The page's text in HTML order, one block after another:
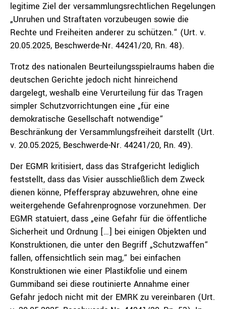
legitime Ziel der versammlungsrechtlichen Regelungen
„Unruhen und Straftaten vorzubeugen sowie die
Rechte und Freiheiten anderer zu schützen.“ (Urt. v.
20.05.2025, Beschwerde-Nr. 44241/20, Rn. 48).
Trotz des nationalen Beurteilungsspielraums haben die
deutschen Gerichte jedoch nicht hinreichend
dargelegt, weshalb eine Verurteilung für das Tragen
simpler Schutzvorrichtungen eine „für eine
demokratische Gesellschaft notwendige“
Beschränkung der Versammlungsfreiheit darstellt (Urt.
v. 20.05.2025, Beschwerde-Nr. 44241/20, Rn. 49).
Der EGMR kritisiert, dass das Strafgericht lediglich
feststellt, dass das Visier ausschließlich dem Zweck
dienen könne, Pfefferspray abzuwehren, ohne eine
weitergehende Gefahrenprognose vorzunehmen. Der
EGMR statuiert, dass „eine Gefahr für die öffentliche
Sicherheit und Ordnung […] bei einigen Objekten und
Konstruktionen, die unter den Begriff „Schutzwaffen“
fallen, offensichtlich sein mag,“ bei einfachen
Konstruktionen wie einer Plastikfolie und einem
Gummiband sei diese routinierte Annahme einer
Gefahr jedoch nicht mit der EMRK zu vereinbaren (Urt.